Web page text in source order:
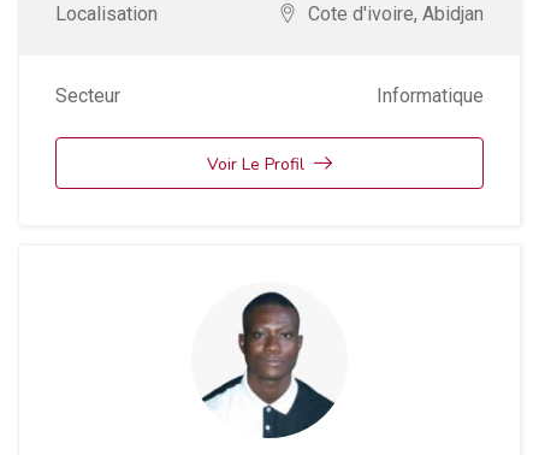
Localisation Cote d'ivoire, Abidjan
Secteur Informatique
Voir Le Profil